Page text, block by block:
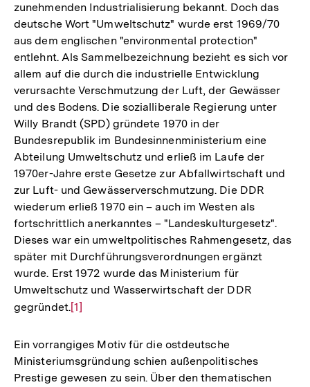
zunehmenden Industrialisierung bekannt. Doch das
deutsche Wort "Umweltschutz" wurde erst 1969/70
aus dem englischen "environmental protection"
entlehnt. Als Sammelbezeichnung bezieht es sich vor
allem auf die durch die industrielle Entwicklung
verursachte Verschmutzung der Luft, der Gewässer
und des Bodens. Die sozialliberale Regierung unter
Willy Brandt (SPD) gründete 1970 in der
Bundesrepublik im Bundesinnenministerium eine
Abteilung Umweltschutz und erließ im Laufe der
1970er-Jahre erste Gesetze zur Abfallwirtschaft und
zur Luft- und Gewässerverschmutzung. Die DDR
wiederum erließ 1970 ein – auch im Westen als
fortschrittlich anerkanntes – "Landeskulturgesetz".
Dieses war ein umweltpolitisches Rahmengesetz, das
später mit Durchführungsverordnungen ergänzt
wurde. Erst 1972 wurde das Ministerium für
Umweltschutz und Wasserwirtschaft der DDR
gegründet.Zur
der
Fußnote
[1]
Ein vorrangiges Motiv für die ostdeutsche
Ministeriumsgründung schien außenpolitisches
Prestige gewesen zu sein. Über den thematischen